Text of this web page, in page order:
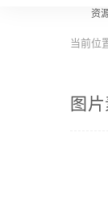
资
当前位
图